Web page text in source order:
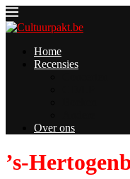
Home
Recensies
Over ons
’s-